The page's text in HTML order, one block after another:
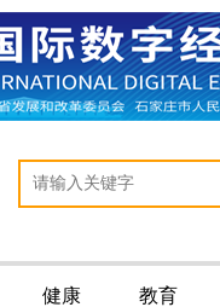
健康 教育